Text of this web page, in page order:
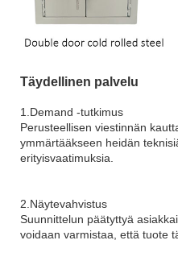
Täydellinen palvelu
1.Demand -tutkimus
Perusteellisen viestinnän
ymmärtääkseen heidän
erityisvaatimuksia.
2.Näytevahvistus
Suunnittelun päätyttyä
voidaan varmistaa, että tuote